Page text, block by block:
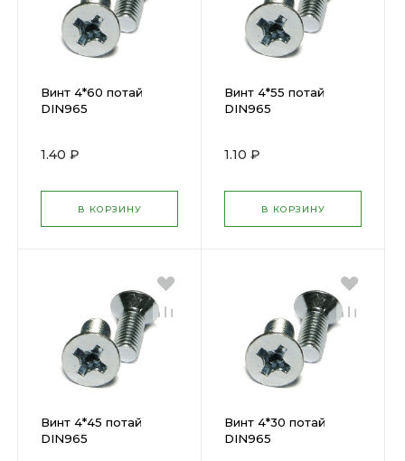
Винт 4*60 потай
DIN965
1.40 ₽
В КОРЗИНУ
Винт 4*55 потай
DIN965
1.10 ₽
В КОРЗИНУ
Винт 4*45 потай
DIN965
Винт 4*30 потай
DIN965